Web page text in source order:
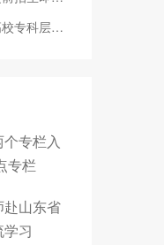
将于3月14日开始
专栏入
专栏
山东省
习